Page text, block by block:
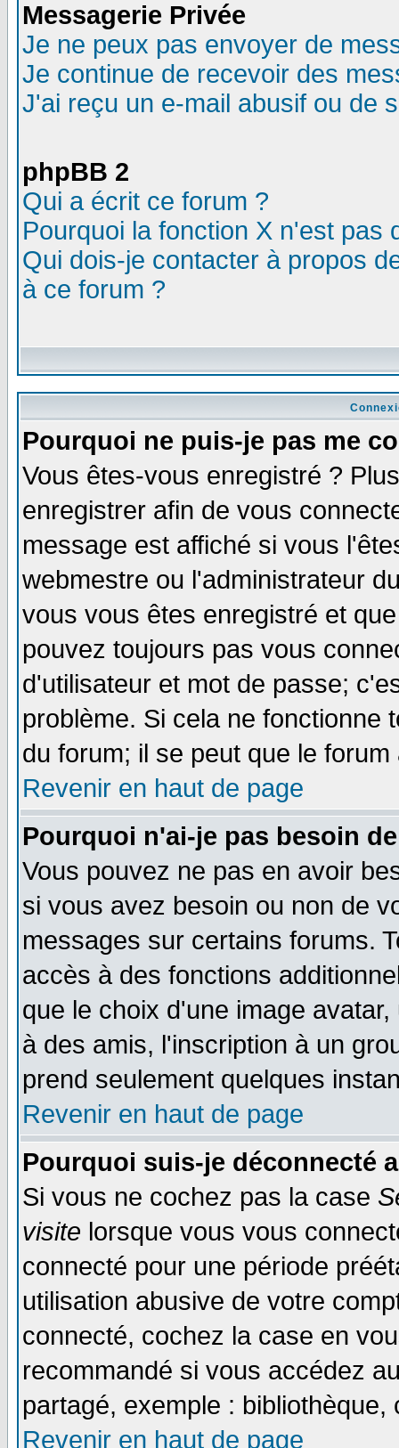
Messagerie Privée
Je ne peux pas envoyer de
Je continue de recevoir des
J'ai reçu un e-mail abusif ou de
phpBB 2
Qui a écrit ce forum ?
Pourquoi la fonction X n'est pas
Qui dois-je contacter à propos
à ce forum ?
Pourquoi ne puis-je pas me
Vous êtes-vous enregistré ?
enregistrer afin de vous
message est affiché si vous
webmestre ou l'administrateur
vous vous êtes enregistré et
pouvez toujours pas vous
d'utilisateur et mot de passe;
problème. Si cela ne fonctionne
du forum; il se peut que le
Revenir en haut de page
Pourquoi n'ai-je pas besoin
Vous pouvez ne pas en avoir
si vous avez besoin ou non de
messages sur certains forums.
accès à des fonctions
que le choix d'une image
à des amis, l'inscription à un
prend seulement quelques
Revenir en haut de page
Pourquoi suis-je déconnecté
Si vous ne cochez pas la case
visite lorsque vous vous
connecté pour une période
utilisation abusive de votre
connecté, cochez la case en
recommandé si vous accédez
partagé, exemple :
Revenir en haut de page